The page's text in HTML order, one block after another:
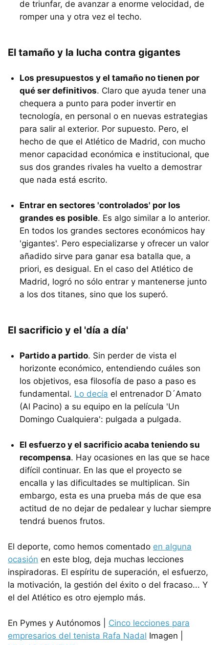
de triunfar, de avanzar a enorme velocidad, de
romper una y otra vez el techo.
El tamaño y la lucha contra gigantes
Los presupuestos y el tamaño no tienen por
qué ser definitivos. Claro que ayuda tener una
chequera a punto para poder invertir en
tecnología, en personal o en nuevas estrategias
para salir al exterior. Por supuesto. Pero, el
hecho de que el Atlético de Madrid, con mucho
menor capacidad económica e institucional, que
sus dos grandes rivales ha vuelto a demostrar
que nada está escrito.
Entrar en sectores 'controlados' por los
grandes es posible. Es algo similar a lo anterior.
En todos los grandes sectores económicos hay
'gigantes'. Pero especializarse y ofrecer un valor
añadido sirve para ganar esa batalla que, a
priori, es desigual. En el caso del Atlético de
Madrid, logró no sólo entrar y mantenerse junto
a los dos titanes, sino que los superó.
El sacrificio y el 'día a día'
Partido a partido. Sin perder de vista el
horizonte económico, entendiendo cuáles son
los objetivos, esa filosofía de paso a paso es
fundamental. Lo decía el entrenador D´Amato
(Al Pacino) a su equipo en la película 'Un
Domingo Cualquiera': pulgada a pulgada.
El esfuerzo y el sacrificio acaba teniendo su
recompensa. Hay ocasiones en las que se hace
difícil continuar. En las que el proyecto se
encalla y las dificultades se multiplican. Sin
embargo, esta es una prueba más de que esa
actitud de no dejar de pedalear y luchar siempre
tendrá buenos frutos.
El deporte, como hemos comentado en alguna
ocasión en este blog, deja muchas lecciones
inspiradoras. El espíritu de superación, el esfuerzo,
la motivación, la gestión del éxito o del fracaso... Y
el del Atlético es otro ejemplo más.
En Pymes y Autónomos | Cinco lecciones para
empresarios del tenista Rafa Nadal Imagen |